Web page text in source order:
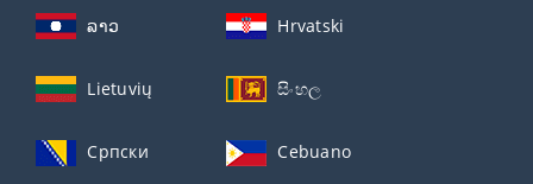
ລາວ Hrvatski
Lietuvių සිංහල
Српски Cebuano